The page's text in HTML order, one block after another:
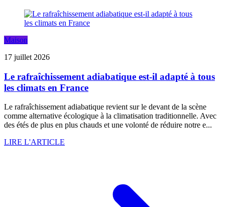
Maison
17 juillet 2026
Le rafraîchissement adiabatique est-il adapté à tous
les climats en France
Le rafraîchissement adiabatique revient sur le devant de la scène
comme alternative écologique à la climatisation traditionnelle. Avec
des étés de plus en plus chauds et une volonté de réduire notre e...
LIRE L'ARTICLE